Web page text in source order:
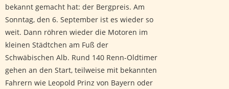
bekannt gemacht hat: der Bergpreis. Am
Sonntag, den 6. September ist es wieder so
weit. Dann röhren wieder die Motoren im
kleinen Städtchen am Fuß der
Schwäbischen Alb. Rund 140 Renn-Oldtimer
gehen an den Start, teilweise mit bekannten
Fahrern wie Leopold Prinz von Bayern oder